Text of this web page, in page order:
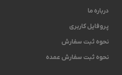
درباره ما
پروفایل کاربری
نحوه ثبت سفارش
نحوه ثبت سفارش عمده